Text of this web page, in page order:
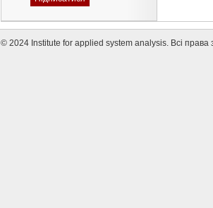
© 2024 Institute for applied system analysis. Всі права